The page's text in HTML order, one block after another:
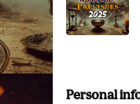
Personal